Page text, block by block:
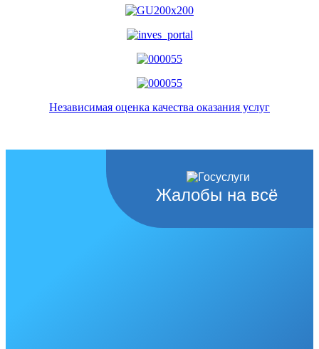
Независимая оценка качества оказания услуг
Жалобы на всё